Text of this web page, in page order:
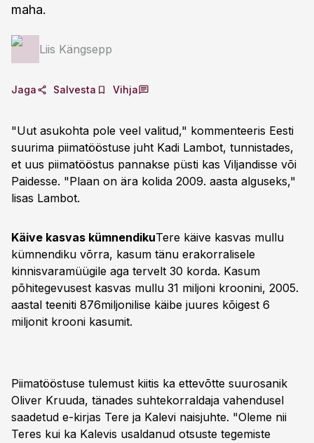
maha.
Liis Kängsepp
Jaga Salvesta Vihja
"Uut asukohta pole veel valitud," kommenteeris Eesti
suurima piimatööstuse juht Kadi Lambot, tunnistades,
et uus piimatööstus pannakse püsti kas Viljandisse või
Paidesse. "Plaan on ära kolida 2009. aasta alguseks,"
lisas Lambot.
Käive kasvas kümnendikuTere käive kasvas mullu
kümnendiku võrra, kasum tänu erakorralisele
kinnisvaramüügile aga tervelt 30 korda. Kasum
põhitegevusest kasvas mullu 31 miljoni kroonini, 2005.
aastal teeniti 876miljonilise käibe juures kõigest 6
miljonit krooni kasumit.
Piimatööstuse tulemust kiitis ka ettevõtte suurosanik
Oliver Kruuda, tänades suhtekorraldaja vahendusel
saadetud e-kirjas Tere ja Kalevi naisjuhte. "Oleme nii
Teres kui ka Kalevis usaldanud otsuste tegemiste